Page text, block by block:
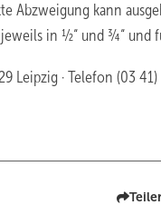
Abzweigung kann
in ½“ und ¾“ und
Leipzig · Telefon (03